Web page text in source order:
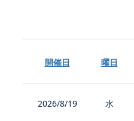
開催日 曜日
2026/8/19 水